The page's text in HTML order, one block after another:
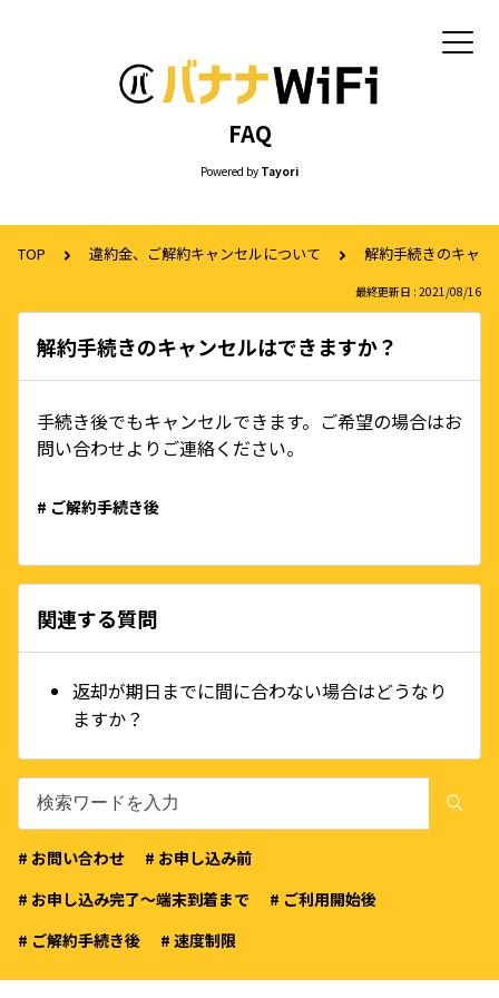
FAQ
Powered by Tayori
TOP 違約金、ご解約キャンセルについて 解約手続きのキャ
最終更新日 : 2021/08/16
解約手続きのキャンセルはできますか？
手続き後でもキャンセルできます。ご希望の場合はお
問い合わせよりご連絡ください。
# ご解約手続き後
関連する質問
返却が期日までに間に合わない場合はどうなり
ますか？
# お問い合わせ
# お申し込み前
# お申し込み完了〜端末到着まで
# ご利用開始後
# ご解約手続き後
# 速度制限